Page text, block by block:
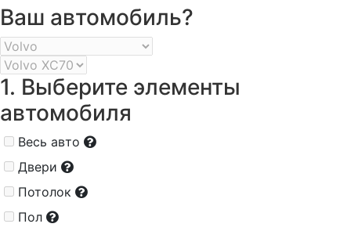
Ваш автомобиль?
1. Выберите элементы
автомобиля
Весь авто
Двери
Потолок
Пол